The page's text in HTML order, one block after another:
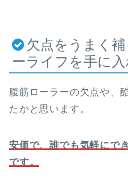
欠点をうまく
ーライフを手に入
腹筋ローラーの欠点や、
たかと思います。
安価で、誰でも気軽にで
です。